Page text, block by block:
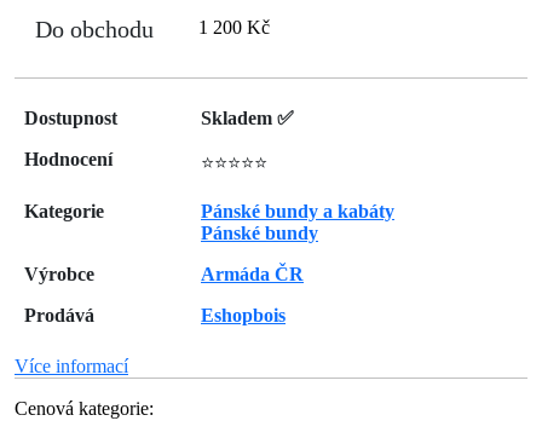
Do obchodu 1 200 Kč
Dostupnost
Skladem ✅
Hodnocení
⭐⭐⭐⭐⭐
Kategorie
Pánské bundy a kabáty
Pánské bundy
Výrobce
Armáda ČR
Prodává
Eshopbois
Více informací
Cenová kategorie: